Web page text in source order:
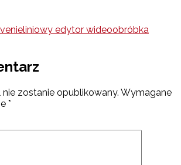
nieliniowy edytor wideoobróbka
zostanie opublikowany. Wymagane
*